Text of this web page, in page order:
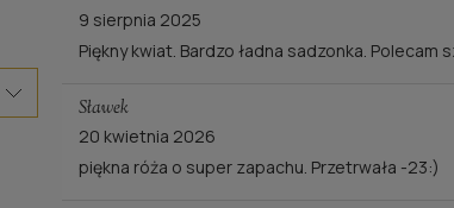
9 sierpnia 2025
Piękny kwiat. Bardzo ładna sadzonka. Polecam
Sławek
20 kwietnia 2026
piękna róża o super zapachu. Przetrwała -23:)